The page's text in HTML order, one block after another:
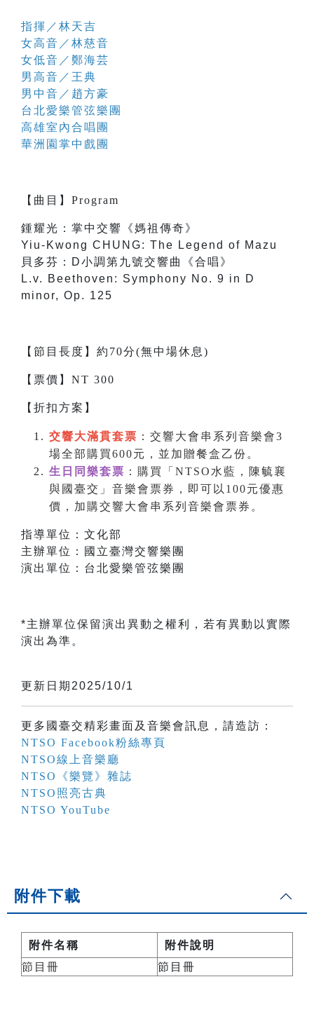
指揮／林天吉
女高音／林慈音
女低音／鄭海芸
男高音／王典
男中音／趙方豪
台北愛樂管弦樂團
高雄室內合唱團
華洲園掌中戲團
【 曲目 】 Program
鍾耀光：掌中交響《媽祖傳奇》
Yiu-Kwong CHUNG: The Legend of Mazu
貝多芬：D小調第九號交響曲《合唱》
L.v. Beethoven: Symphony No. 9 in D
minor, Op. 125
【節目長度】約70分(無中場休息)
【票價】NT 300
【折扣方案】
交響大滿貫套票 ：交響大會串系列音樂會3
場全部購買600元，並加贈餐盒乙份 。
生日同樂套票 ：購買「NTSO水藍，陳毓襄
與國臺交」音樂會票券，即可以100元優惠
價，加購交響大會串系列音樂會票券。
指導單位：文化部
主辦單位：國立臺灣交響樂團
演出單位：台北愛樂管弦樂團
*主辦單位保留演出異動之權利，若有異動以實際
演出為準。
更新日期2025/10/1
更多國臺交精彩畫面及音樂會訊息，請造訪：
NTSO Facebook粉絲專頁
NTSO線上音樂廳
NTSO《樂覽》雜誌
NTSO照亮古典
NTSO YouTube
附件下載
附件名稱
附件說明
節目冊
節目冊